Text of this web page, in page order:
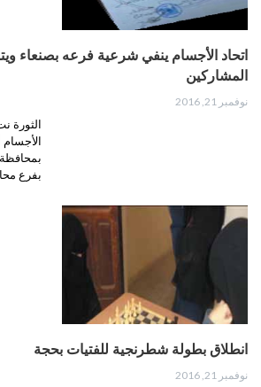
اتحاد الأجسام ينفي شرعية فرعه بصنعاء
المشاركين
نوفمبر 21, 2016
الثورة
الأجسام
بفرع
انطلاق بطولة شطرنجية للفتيات بحجة
نوفمبر 21, 2016